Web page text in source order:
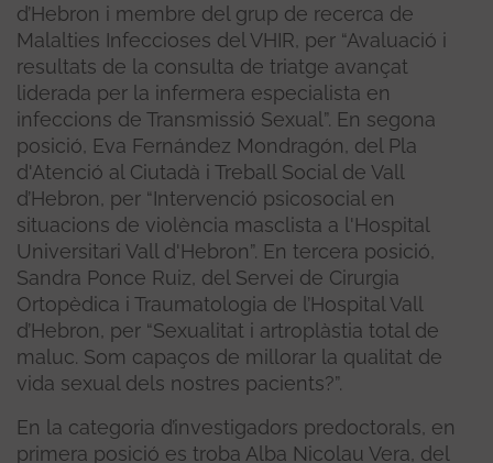
d’Hebron i membre del grup de recerca de
Malalties Infeccioses del VHIR, per “Avaluació i
resultats de la consulta de triatge avançat
liderada per la infermera especialista en
infeccions de Transmissió Sexual”. En segona
posició, Eva Fernández Mondragón, del Pla
d'Atenció al Ciutadà i Treball Social de Vall
d’Hebron, per “Intervenció psicosocial en
situacions de violència masclista a l'Hospital
Universitari Vall d'Hebron”. En tercera posició,
Sandra Ponce Ruiz, del Servei de Cirurgia
Ortopèdica i Traumatologia de l’Hospital Vall
d’Hebron, per “Sexualitat i artroplàstia total de
maluc. Som capaços de millorar la qualitat de
vida sexual dels nostres pacients?”.
En la categoria d’investigadors predoctorals, en
primera posició es troba Alba Nicolau Vera, del